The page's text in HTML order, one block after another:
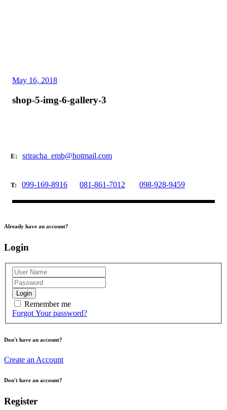
May 16, 2018
shop-5-img-6-gallery-3
E: sriracha_emb@hotmail.com
T: 099-169-8916 081-861-7012 098-928-9459
Already have an account?
Login
Login
Remember me
Forgot Your password?
Don't have an account?
Create an Account
Don't have an account?
Register